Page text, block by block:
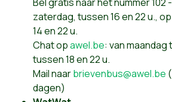
zaterdag, tussen 16 en 22 u.,
14 en 22 u.
Chat opawel.be: van
tussen 18 en 22 u.
Mail naarbrievenbus@awel.be
dagen)